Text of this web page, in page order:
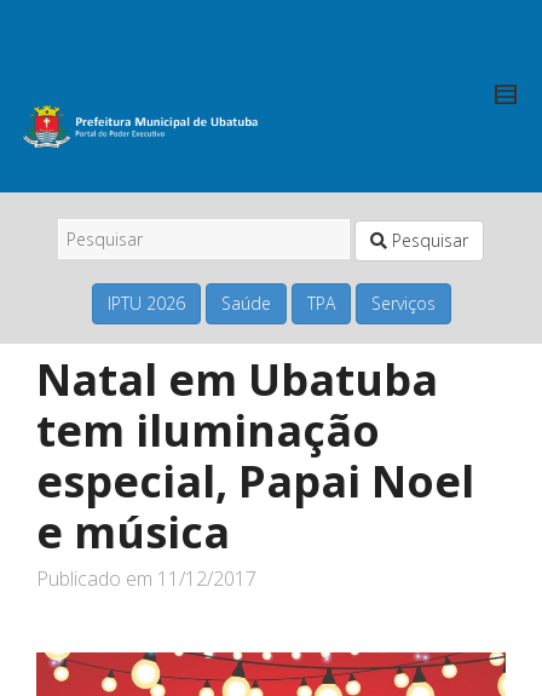
Pesquisar
IPTU 2026 Saúde TPA Serviços
Natal em Ubatuba
tem iluminação
especial, Papai Noel
e música
Publicado em 11/12/2017